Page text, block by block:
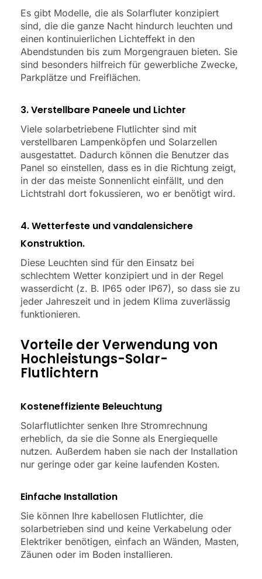
Es gibt Modelle, die als Solarfluter konzipiert
sind, die die ganze Nacht hindurch leuchten und
einen kontinuierlichen Lichteffekt in den
Abendstunden bis zum Morgengrauen bieten. Sie
sind besonders hilfreich für gewerbliche Zwecke,
Parkplätze und Freiflächen.
3. Verstellbare Paneele und Lichter
Viele solarbetriebene Flutlichter sind mit
verstellbaren Lampenköpfen und Solarzellen
ausgestattet. Dadurch können die Benutzer das
Panel so einstellen, dass es in die Richtung zeigt,
in der das meiste Sonnenlicht einfällt, und den
Lichtstrahl dort fokussieren, wo er benötigt wird.
4. Wetterfeste und vandalensichere
Konstruktion.
Diese Leuchten sind für den Einsatz bei
schlechtem Wetter konzipiert und in der Regel
wasserdicht (z. B. IP65 oder IP67), so dass sie zu
jeder Jahreszeit und in jedem Klima zuverlässig
funktionieren.
Vorteile der Verwendung von
Hochleistungs-Solar-
Flutlichtern
Kosteneffiziente Beleuchtung
Solarflutlichter senken Ihre Stromrechnung
erheblich, da sie die Sonne als Energiequelle
nutzen. Außerdem haben sie nach der Installation
nur geringe oder gar keine laufenden Kosten.
Einfache Installation
Sie können Ihre kabellosen Flutlichter, die
solarbetrieben sind und keine Verkabelung oder
Elektriker benötigen, einfach an Wänden, Masten,
Zäunen oder im Boden installieren.